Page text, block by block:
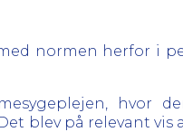
normen herfor i
hvor
blev på relevant